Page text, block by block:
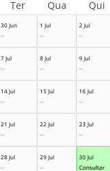
30 Jun
--
1 Jul
--
2 Jul
--
7 Jul
--
8 Jul
--
9 Jul
--
14 Jul
--
15 Jul
--
16 Jul
--
21 Jul
--
22 Jul
--
23 Jul
--
28 Jul
--
29 Jul
--
30 Jul
Consultar
Ter Qua Qui